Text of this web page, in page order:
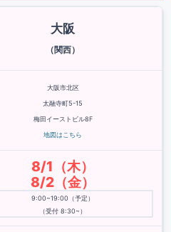
大阪
（関西）
大阪市北区
太融寺町5-15
梅田イーストビル8F
地図はこちら
8/1（木）
8/2（金）
9:00~19:00（予定）
（受付 8:30~）